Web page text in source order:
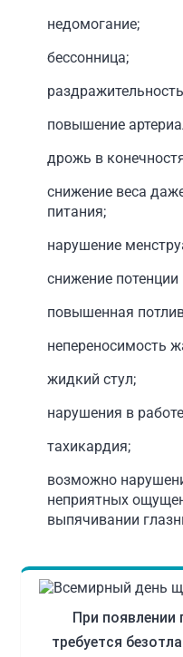
недомогание;
бессонница;
повышение
дрожь в
снижение веса
питания;
нарушение
снижение
повышенная
непереносимость
жидкий стул;
нарушения в
тахикардия;
возможно
неприятных
выпячивании
При
требуется